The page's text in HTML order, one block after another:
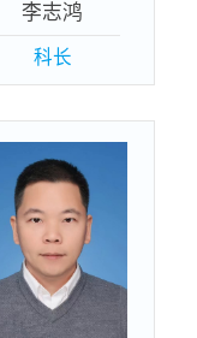
李志鸿
科长